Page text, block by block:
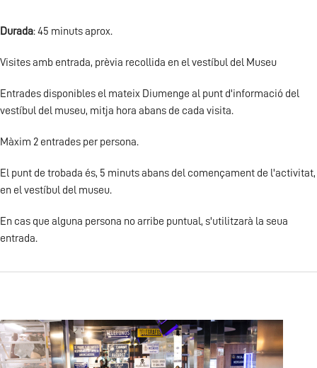
Durada: 45 minuts aprox.
Visites amb entrada, prèvia recollida en el vestíbul del Museu
Entrades disponibles el mateix Diumenge al punt d'informació del
vestíbul del museu, mitja hora abans de cada visita.
Màxim 2 entrades per persona.
El punt de trobada és, 5 minuts abans del començament de l'activitat,
en el vestíbul del museu.
En cas que alguna persona no arribe puntual, s'utilitzarà la seua
entrada.